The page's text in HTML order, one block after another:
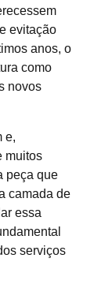
evitação
anos, o
como
novos
e,
muitos
peça que
camada de
essa
serviços